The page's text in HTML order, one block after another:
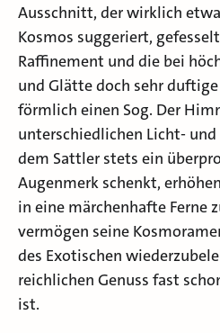
Ausschnitt, der wirklich
Kosmos suggeriert,
Raffinement und die bei
und Glätte doch sehr
förmlich einen Sog. Der
unterschiedlichen Licht-
dem Sattler stets ein
Augenmerk schenkt,
in eine märchenhafte Ferne
vermögen seine
des Exotischen
reichlichen Genuss fast
ist.